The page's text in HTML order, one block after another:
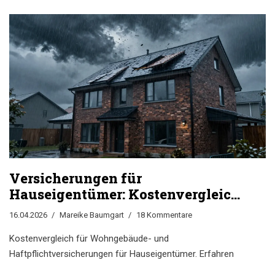
Versicherungen für
Hauseigentümer: Kostenvergleich
Wohngebäude & Haftpflicht
16.04.2026 Mareike Baumgart 18 Kommentare
Kostenvergleich für Wohngebäude- und
Haftpflichtversicherungen für Hauseigentümer. Erfahren